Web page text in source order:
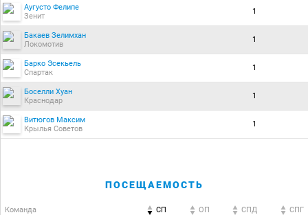
Аугусто Фелипе
Зенит
1
Бакаев Зелимхан
Локомотив
1
Барко Эсекьель
Спартак
1
Боселли Хуан
Краснодар
1
Витюгов Максим
Крылья Советов
1
ПОСЕЩАЕМОСТЬ
Команда СП ОП CПД CПГ